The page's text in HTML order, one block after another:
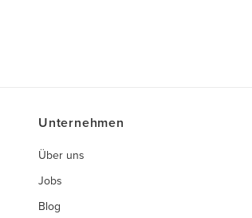
Unternehmen
Über uns
Jobs
Blog